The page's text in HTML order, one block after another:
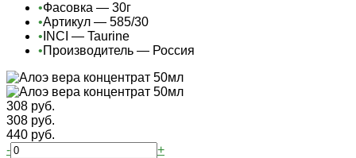
•Фасовка — 30г
•Артикул — 585/30
• INCI — Taurine
•Производитель — Россия
308 руб.
308 руб.
440 руб.
-
+